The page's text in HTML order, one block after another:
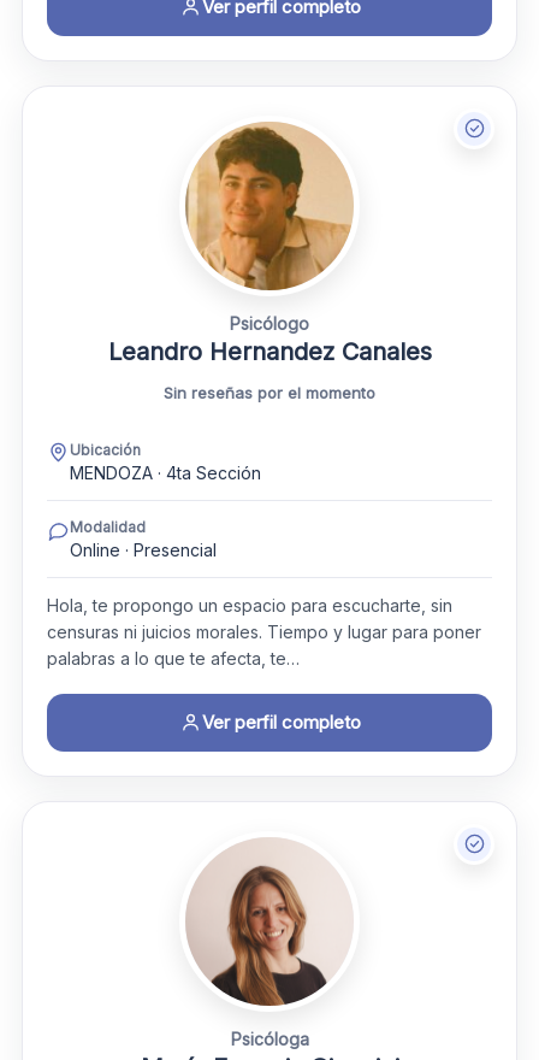
Ver perfil completo
Psicólogo
Leandro Hernandez Canales
Sin reseñas por el momento
Ubicación
MENDOZA · 4ta Sección
Modalidad
Online · Presencial
Hola, te propongo un espacio para escucharte, sin
censuras ni juicios morales. Tiempo y lugar para poner
palabras a lo que te afecta, te…
Ver perfil completo
Psicóloga